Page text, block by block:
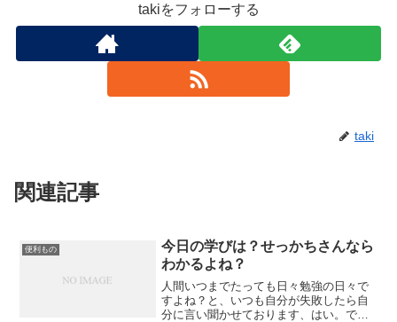
takiをフォローする
taki
関連記事
便利もの
今日の学びは？せっかちさんなら
わかるよね？
人間いつまでたっても日々勉強の日々で
すよね？と、いつも自分が失敗したら自
分に言い聞かせております、はい。で、